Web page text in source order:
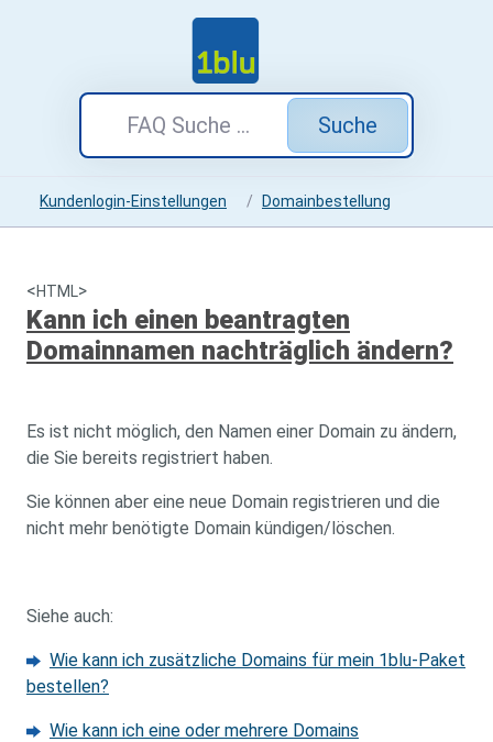
Suche
Kundenlogin-Einstellungen Domainbestellung
<HTML>
Kann ich einen beantragten
Domainnamen nachträglich ändern?
Es ist nicht möglich, den Namen einer Domain zu ändern,
die Sie bereits registriert haben.
Sie können aber eine neue Domain registrieren und die
nicht mehr benötigte Domain kündigen/löschen.
Siehe auch:
Wie kann ich zusätzliche Domains für mein 1blu-Paket
bestellen?
Wie kann ich eine oder mehrere Domains